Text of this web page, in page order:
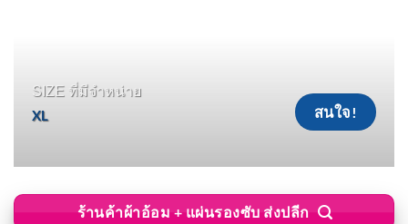
SIZE ที่มีจำหน่าย
XL สนใจ!
ร้านค้าผ้าอ้อม + แผ่นรองซับ ส่งปลีก